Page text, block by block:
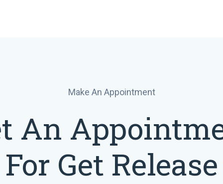
Make An Appointment
An
For Get Release